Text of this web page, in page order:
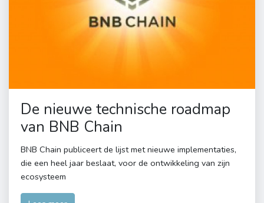
De nieuwe technische roadmap
van BNB Chain
BNB Chain publiceert de lijst met nieuwe implementaties,
die een heel jaar beslaat, voor de ontwikkeling van zijn
ecosysteem